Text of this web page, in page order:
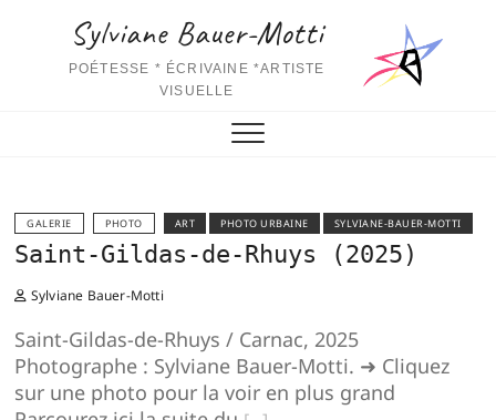
Sylviane Bauer-Motti
POÉTESSE * ÉCRIVAINE *ARTISTE
VISUELLE
GALERIE PHOTO ART PHOTO URBAINE SYLVIANE-BAUER-MOTTI
Saint-Gildas-de-Rhuys (2025)
Sylviane Bauer-Motti
Saint-Gildas-de-Rhuys / Carnac, 2025
Photographe : Sylviane Bauer-Motti. ➜ Cliquez
sur une photo pour la voir en plus grand